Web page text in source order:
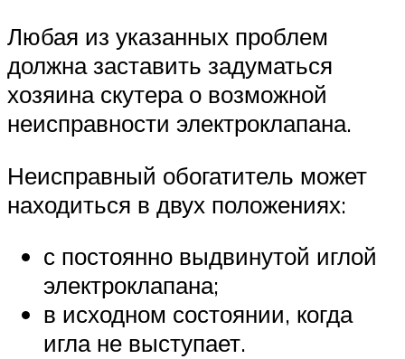
Любая из указанных проблем
должна заставить задуматься
хозяина скутера о возможной
неисправности электроклапана.
Неисправный обогатитель может
находиться в двух положениях:
с постоянно выдвинутой иглой
электроклапана;
в исходном состоянии, когда
игла не выступает.